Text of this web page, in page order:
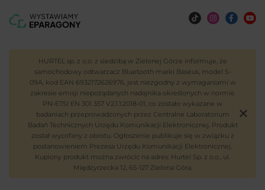
HURTEL sp. z o.o. z siedzibą w Zielonej Górze informuje, że
samochodowy odtwarzacz Bluetooth marki Baseus, model S-
09A, kod EAN 6932172626976, jest niezgodny z wymaganiami w
zakresie emisji niepożądanych nadajnika określonych w normie
PN-ETSI EN 301 357 V2.1.1:2018-01, co zostało wykazane w
badaniach przeprowadzonych przez Centralne Laboratorium
Badań Technicznych Urzędu Komunikacji Elektronicznej. Produkt
został wycofany z obrotu. Ogłoszenie publikuje się w związku z
postanowieniem Prezesa Urzędu Komunikacji Elektronicznej.
Kupiony produkt można zwrócić na adres: Hurtel Sp. z o.o., ul.
Międzyrzecka 12, 65-127 Zielona Góra.